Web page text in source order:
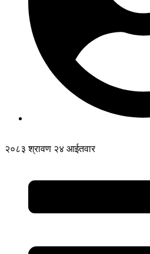
२०८३ श्रावण २४ आईतवार